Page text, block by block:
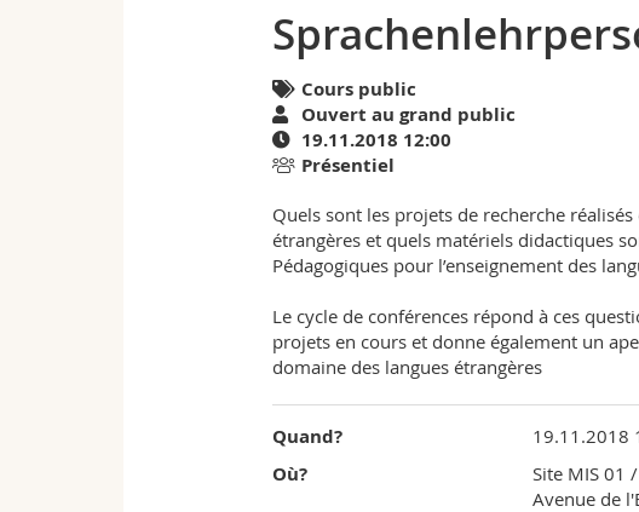
l'University
Cours public
Ouvert au grand public
19.11.2018 12:00
Présentiel
Quels sont les projets de recherche
étrangères et quels matériels didactiques
Pédagogiques pour l’enseignement des
Le cycle de conférences répond à ces
projets en cours et donne également un
domaine des langues étrangères
Quand? 19.11.2018
Où? Site MIS 01
Avenue de